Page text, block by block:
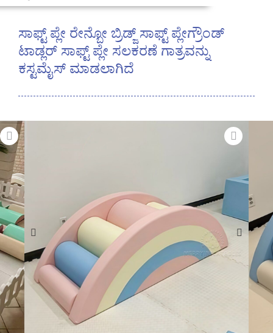
ಸಾಫ್ಟ್ ಪ್ಲೇ ರೇನ್ಬೋ ಬ್ರಿಡ್ಜ್ ಸಾಫ್ಟ್ ಪ್ಲೇಗ್ರೌಂಡ್
ಟಾಡ್ಲರ್ ಸಾಫ್ಟ್ ಪ್ಲೇ ಸಲಕರಣೆ ಗಾತ್ರವನ್ನು
ಕಸ್ಟಮೈಸ್ ಮಾಡಲಾಗಿದೆ